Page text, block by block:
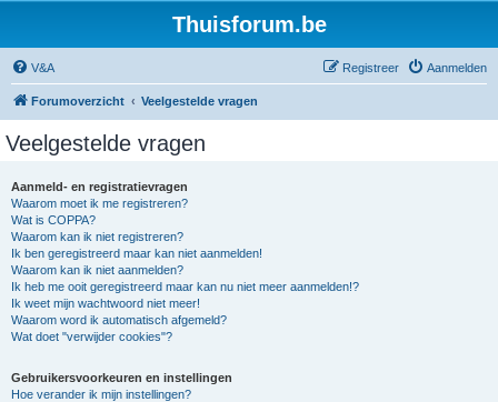
Thuisforum.be
V&A Aanmelden
Registreer
Forumoverzicht Veelgestelde vragen
Veelgestelde vragen
Aanmeld- en registratievragen
Waarom moet ik me registreren?
Wat is COPPA?
Waarom kan ik niet registreren?
Ik ben geregistreerd maar kan niet aanmelden!
Waarom kan ik niet aanmelden?
Ik heb me ooit geregistreerd maar kan nu niet meer aanmelden!?
Ik weet mijn wachtwoord niet meer!
Waarom word ik automatisch afgemeld?
Wat doet "verwijder cookies"?
Gebruikersvoorkeuren en instellingen
Hoe verander ik mijn instellingen?